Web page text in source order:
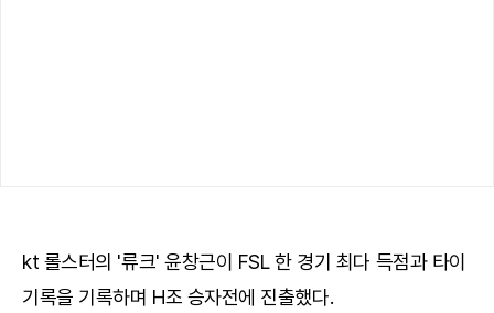
kt 롤스터의 '류크' 윤창근이 FSL 한 경기 최다 득점과 타이
기록을 기록하며 H조 승자전에 진출했다.